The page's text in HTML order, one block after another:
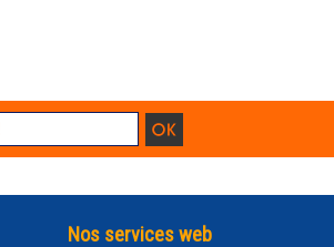
Nos services web